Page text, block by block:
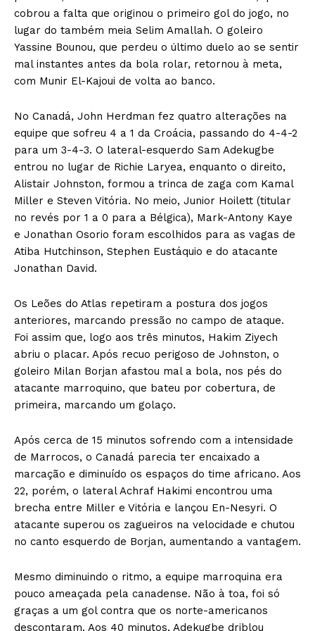
cobrou a falta que originou o primeiro gol do jogo, no
lugar do também meia Selim Amallah. O goleiro
Yassine Bounou, que perdeu o último duelo ao se sentir
mal instantes antes da bola rolar, retornou à meta,
com Munir El-Kajoui de volta ao banco.
No Canadá, John Herdman fez quatro alterações na
equipe que sofreu 4 a 1 da Croácia, passando do 4-4-2
para um 3-4-3. O lateral-esquerdo Sam Adekugbe
entrou no lugar de Richie Laryea, enquanto o direito,
Alistair Johnston, formou a trinca de zaga com Kamal
Miller e Steven Vitória. No meio, Junior Hoilett (titular
no revés por 1 a 0 para a Bélgica), Mark-Antony Kaye
e Jonathan Osorio foram escolhidos para as vagas de
Atiba Hutchinson, Stephen Eustáquio e do atacante
Jonathan David.
Os Leões do Atlas repetiram a postura dos jogos
anteriores, marcando pressão no campo de ataque.
Foi assim que, logo aos três minutos, Hakim Ziyech
abriu o placar. Após recuo perigoso de Johnston, o
goleiro Milan Borjan afastou mal a bola, nos pés do
atacante marroquino, que bateu por cobertura, de
primeira, marcando um golaço.
Após cerca de 15 minutos sofrendo com a intensidade
de Marrocos, o Canadá parecia ter encaixado a
marcação e diminuído os espaços do time africano. Aos
22, porém, o lateral Achraf Hakimi encontrou uma
brecha entre Miller e Vitória e lançou En-Nesyri. O
atacante superou os zagueiros na velocidade e chutou
no canto esquerdo de Borjan, aumentando a vantagem.
Mesmo diminuindo o ritmo, a equipe marroquina era
pouco ameaçada pela canadense. Não à toa, foi só
graças a um gol contra que os norte-americanos
descontaram. Aos 40 minutos, Adekugbe driblou